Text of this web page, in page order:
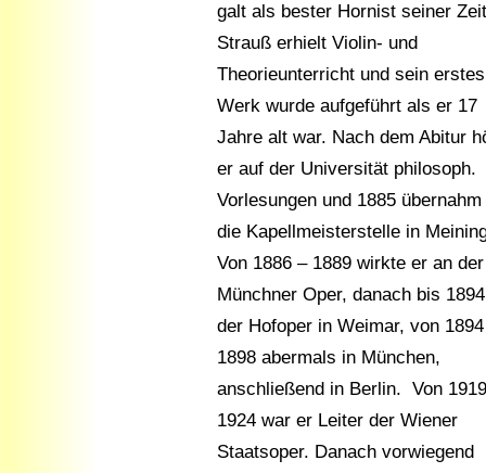
galt als bester Hornist seiner
Strauß erhielt Violin- und
Theorieunterricht und sein erstes
Werk wurde aufgeführt als er 17
Jahre alt war. Nach dem Abitur
er auf der Universität philosoph.
Vorlesungen und 1885 übernahm
die Kapellmeisterstelle in
Von 1886 – 1889 wirkte er an der
Münchner Oper, danach bis
der Hofoper in Weimar, von
1898 abermals in München,
anschließend in Berlin. Von
1924 war er Leiter der Wiener
Staatsoper. Danach vorwiegend